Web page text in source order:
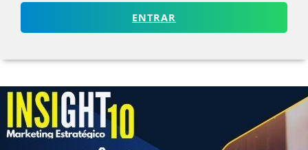
ENTRAR